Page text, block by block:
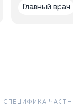
Главный врач
СПЕЦИФИКА